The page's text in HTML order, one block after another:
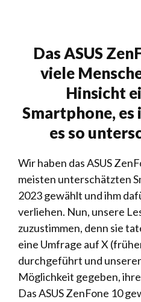
Das ASUS
viele
Hinsicht
Smartphone, es
es so
Wir haben das ASUS
meisten unterschätzten
2023 gewählt und ihm
verliehen. Nun, unsere
zuzustimmen, denn sie
eine Umfrage auf X
durchgeführt und
Möglichkeit gegeben,
Das ASUS ZenFone 10